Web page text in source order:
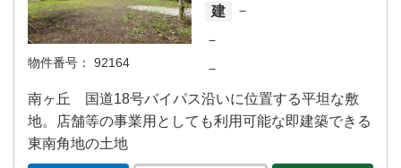
物件番号： 92164
建
－
－
－
南ヶ丘 国道18号バイパス沿いに位置する平坦な敷
地。店舗等の事業用としても利用可能な即建築できる
東南角地の土地